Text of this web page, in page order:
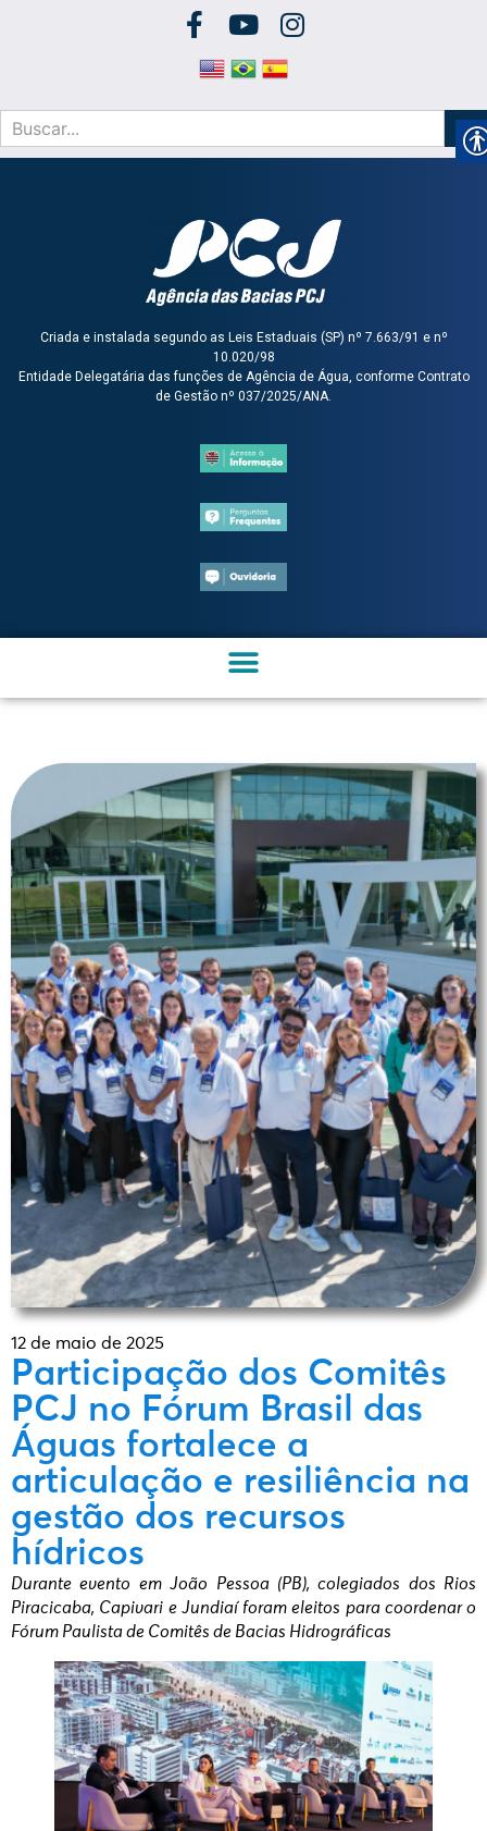
Criada e instalada segundo as Leis Estaduais (SP) nº 7.663/91 e nº
10.020/98
Entidade Delegatária das funções de Agência de Água, conforme Contrato
de Gestão nº 037/2025/ANA.
12 de maio de 2025
Participação dos Comitês
PCJ no Fórum Brasil das
Águas fortalece a
articulação e resiliência na
gestão dos recursos
hídricos
Durante evento em João Pessoa (PB), colegiados dos Rios
Piracicaba, Capivari e Jundiaí foram eleitos para coordenar o
Fórum Paulista de Comitês de Bacias Hidrográficas